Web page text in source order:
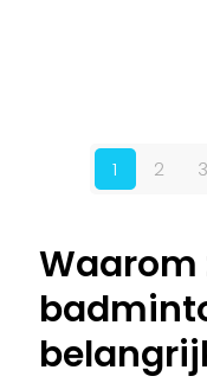
Deze
op
de
1 2 3
Waarom